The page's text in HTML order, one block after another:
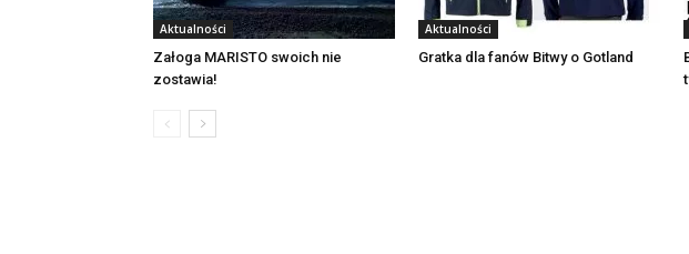
Aktualności
Załoga MARISTO swoich nie
zostawia!
Aktualności
Gratka dla fanów Bitwy o Gotland